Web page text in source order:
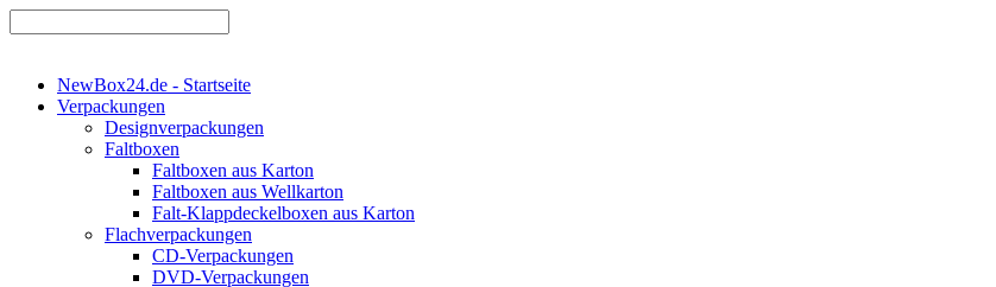
NewBox24.de - Startseite
Verpackungen
Designverpackungen
Faltboxen
Faltboxen aus Karton
Faltboxen aus Wellkarton
Falt-Klappdeckelboxen aus Karton
Flachverpackungen
CD-Verpackungen
DVD-Verpackungen